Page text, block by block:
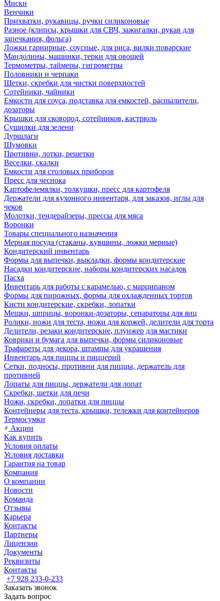
Миски
Венчики
Прихватки, рукавицы, ручки силиконовые
Разное (клипсы, крышки для СВЧ, зажигалки, рукав для
запечкания, фольга)
Ложки гарнирные, соусные, для риса, вилки поварские
Мандолины, машинки, терки для овощей
Термометры, таймеры, гигрометры
Половники и черпаки
Щетки, скребки для чистки поверхностей
Сотейники, чайники
Емкости для соуса, подставка для емкостей, распылители,
дозаторы
Крышки для сковород, сотейников, кастрюль
Сушилки для зелени
Дуршлаги
Шумовки
Противни, лотки, решетки
Веселки, скалки
Емкости для столовых приборов
Пресс для чеснока
Картофелемялки, толкушки, пресс для картофеля
Держатели для кухонного инвентаря, для заказов, иглы для
чеков
Молотки, тендерайзеры, прессы для мяса
Воронки
Товары специального назначения
Мерная посуда (стаканы, кувшины, ложки мерные)
Кондитерский инвентарь
Формы для выпечки, выкладки, формы кондитерские
Насадки кондитерские, наборы кондитерских насадок
Пасха
Инвентарь для работы с карамелью, с марципаном
Формы для пирожных, формы для охлажденных тортов
Кисти кондитерские, скребки, лопатки
Мешки, шприцы, воронки-дозаторы, сепараторы для яиц
Ролики, ножи для теста, ножи для коржей, делители для торта
Делители, резаки кондитерские, плунжер для мастики
Коврики и бумага для выпечки, формы силиконовые
Трафареты для декора, штампы для украшения
Инвентарь для пиццы и пиццерий
Сетки, подносы, противни для пиццы, держатель для
противней
Лопаты для пиццы, держатели для лопат
Скребки, щетки для печи
Ножи, скребки, лопатки для пиццы
Контейнеры для теста, крышки, тележки для контейнеров
Термосумки
Акции
Как купить
Условия оплаты
Условия доставки
Гарантия на товар
Компания
О компании
Новости
Команда
Отзывы
Карьера
Контакты
Партнеры
Лицензии
Документы
Реквизиты
Контакты
+7 928 233-0-233
Заказать звонок
Задать вопрос